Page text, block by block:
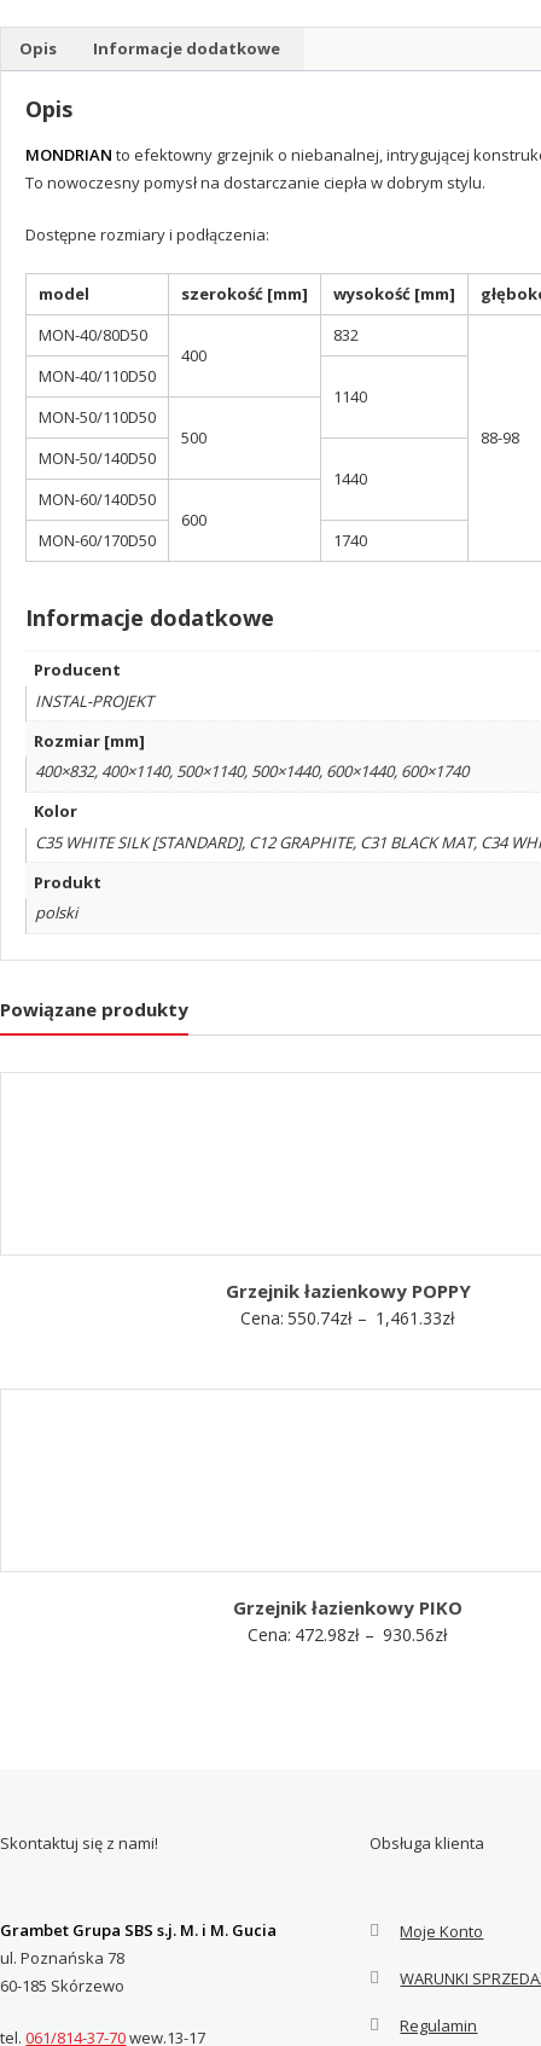
Opis Informacje dodatkowe
Opis
MONDRIAN to efektowny grzejnik o niebanalnej, intrygującej
To nowoczesny pomysł na dostarczanie ciepła w dobrym stylu.
Dostępne rozmiary i podłączenia:
model szerokość [mm] wysokość [mm]
MON-40/80D50
400
832
88-98
MON-40/110D50
1140
MON-50/110D50
500
MON-50/140D50
1440
MON-60/140D50
600
MON-60/170D50
1740
Informacje dodatkowe
Producent
INSTAL-PROJEKT
Rozmiar [mm]
400×832, 400×1140, 500×1140, 500×1440, 600×1440, 600×1740
Kolor
C35 WHITE SILK [STANDARD], C12 GRAPHITE, C31 BLACK MAT, C34
Produkt
polski
Powiązane produkty
Grzejnik łazienkowy POPPY
Cena: 550.74zł – 1,461.33złZakres
Grzejnik łazienkowy PIKO
Cena: 472.98zł – 930.56złZakres
Skontaktuj się z nami!
Grambet Grupa SBS s.j. M. i M. Gucia
ul. Poznańska 78
60-185 Skórzewo
tel.061/814-37-70wew.13-17
Obsługa klienta
Moje Konto
WARUNKI
Regulamin